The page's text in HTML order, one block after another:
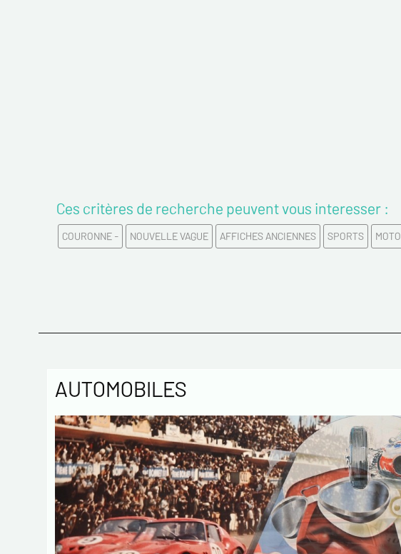
Ces critères de recherche peuvent vous interesser :
COURONNE - NOUVELLE VAGUE AFFICHES ANCIENNES SPORTS MOTO
AUTOMOBILES